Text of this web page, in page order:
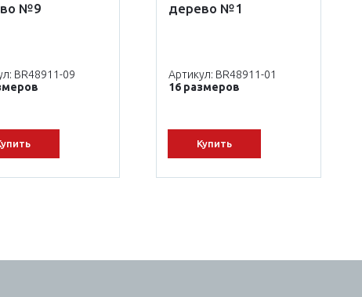
№9
BR48911-09
дерево №1
Артикул: BR48911-01
16 размеров
Купить